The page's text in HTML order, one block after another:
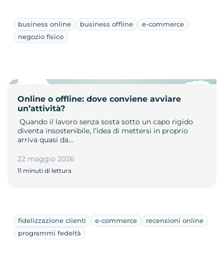
business online business offline
e-commerce
negozio fisico
Online o offline: dove conviene avviare
un’attività?
­ Quando il lavoro senza sosta sotto un capo rigido
diventa insostenibile, l’idea di mettersi in proprio
arriva quasi da…
22 maggio 2026
11 minuti di lettura
fidelizzazione clienti e-commerce
recensioni online
programmi fedeltà